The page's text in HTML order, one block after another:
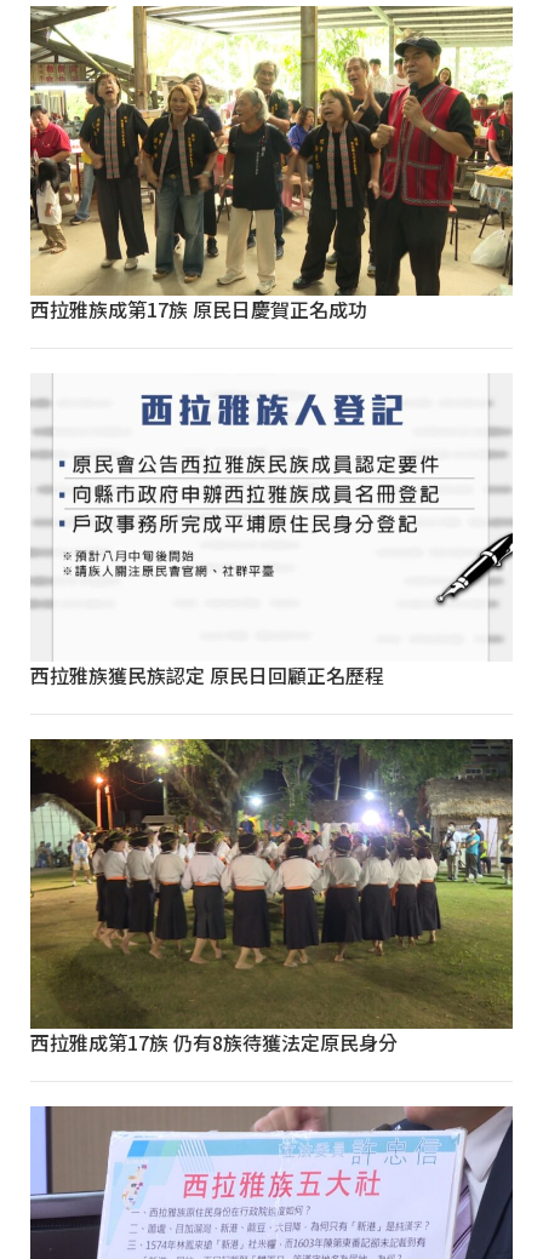
西拉雅族成第17族 原民日慶賀正名成功
西拉雅族獲民族認定 原民日回顧正名歷程
西拉雅成第17族 仍有8族待獲法定原民身分